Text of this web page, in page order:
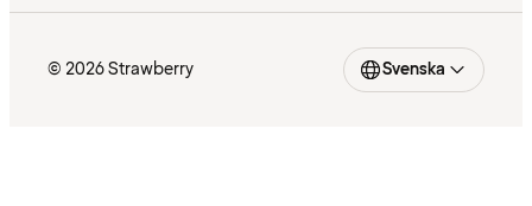
© 2026 Strawberry Svenska